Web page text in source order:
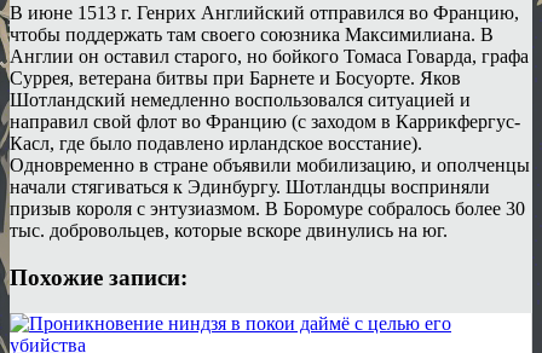
В июне 1513 г. Генрих Английский отправился во Францию,
чтобы поддержать там своего союзника Максимилиана. В
Англии он оставил старого, но бойкого Томаса Говарда, графа
Суррея, ветерана битвы при Барнете и Босуорте. Яков
Шотландский немедленно воспользовался ситуацией и
направил свой флот во Францию (с заходом в Каррикфергус-
Касл, где было подавлено ирландское восстание).
Одновременно в стране объявили мобилизацию, и ополченцы
начали стягиваться к Эдинбургу. Шотландцы восприняли
призыв короля с энтузиазмом. В Боромуре собралось более 30
тыс. добровольцев, которые вскоре двинулись на юг.
Похожие записи: